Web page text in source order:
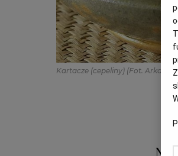
Kartacze (cepeliny) (Fot.